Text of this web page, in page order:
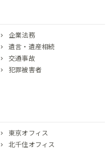
企業法務
遺言・遺産相続
交通事故
犯罪被害者
東京オフィス
北千住オフィス